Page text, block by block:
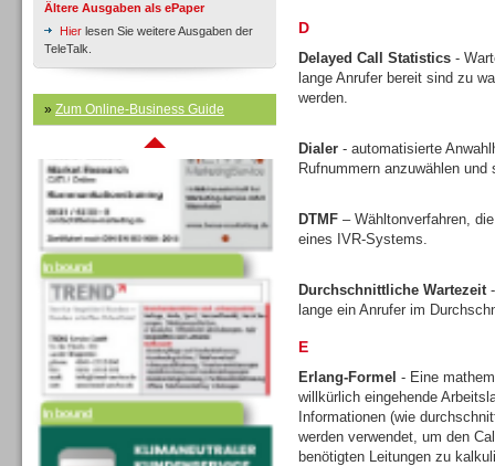
Ältere Ausgaben als ePaper
Hier lesen Sie weitere Ausgaben der
TeleTalk.
» Zum Online-Business Guide
Inbound
Inbound
Inbound
D
Delayed Call Statistics -
lange Anrufer bereit sind zu
werden.
Dialer - automatisierte
Rufnummern anzuwählen
DTMF – Wähltonverfahren,
eines IVR-Systems.
Durchschnittliche Wartezeit-
lange ein Anrufer im
E
Erlang-Formel - Eine
willkürlich eingehende
Informationen (wie
werden verwendet, um den
benötigten Leitungen zu